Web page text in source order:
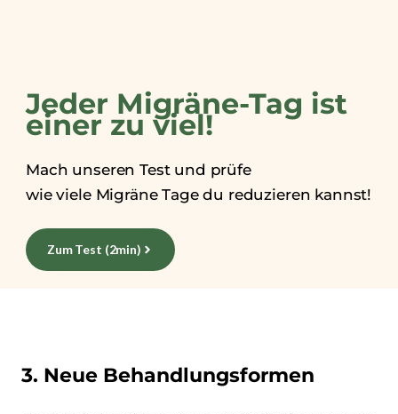
Jeder Migräne-Tag ist
einer zu viel!​
Mach unseren Test und prüfe
wie viele Migräne Tage du reduzieren kannst!
Zum Test (2min)
3. Neue Behandlungsformen